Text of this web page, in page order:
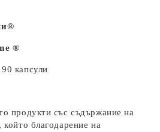
®
капсули
продукти със съдържание на
който благодарение на